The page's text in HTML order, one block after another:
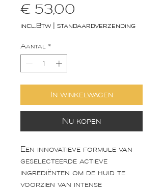
€ 53,00
incl.Btw standaardverzending
Aantal *
In winkelwagen
Nu kopen
Een innovatieve formule van
geselecteerde actieve
ingrediënten om de huid te
voorzien van intense